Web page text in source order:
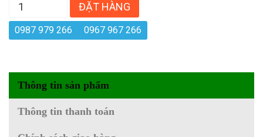
ĐẶT HÀNG
0987 979 266 0967 967 266
Thông tin sản phẩm
Thông tin thanh toán